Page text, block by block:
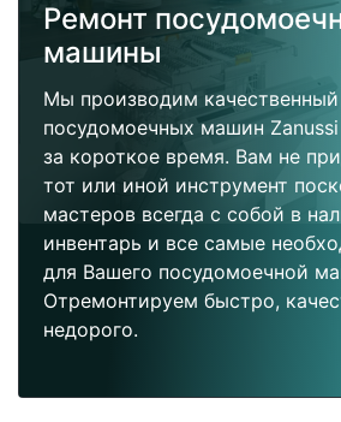
Ремонт
машины
Мы производим
посудомоечных машин
за короткое время. Вам не
тот или иной инструмент
мастеров всегда с собой в
инвентарь и все самые
для Вашего посудомоечной
Отремонтируем быстро,
недорого.